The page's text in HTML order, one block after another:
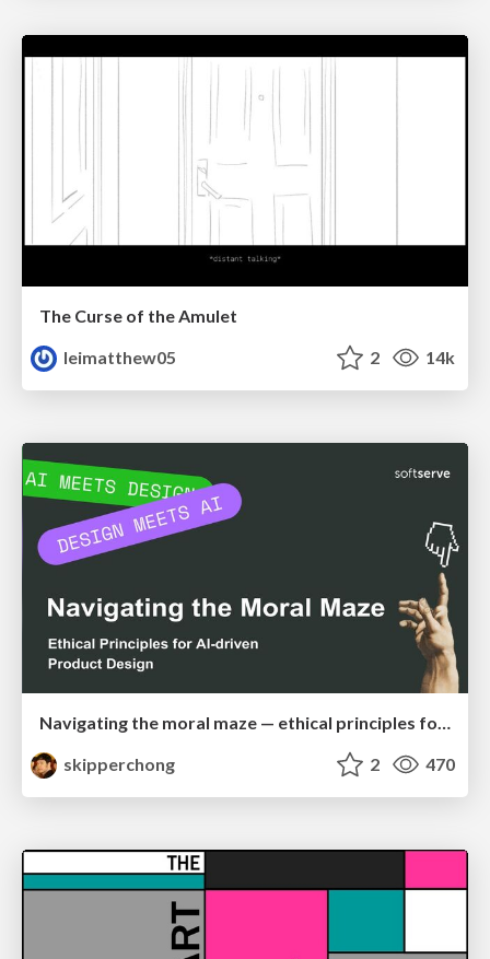
The Curse of the Amulet
leimatthew05
2 14k
Navigating the moral maze — ethical principles for Al-driven product design
skipperchong
2 470